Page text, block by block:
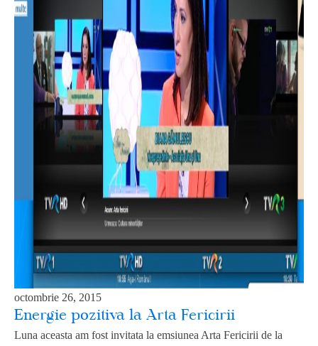
octombrie 26, 2015
Energie pozitiva la Arta Fericirii
Luna aceasta am fost invitata la emsiunea Arta Fericirii de la